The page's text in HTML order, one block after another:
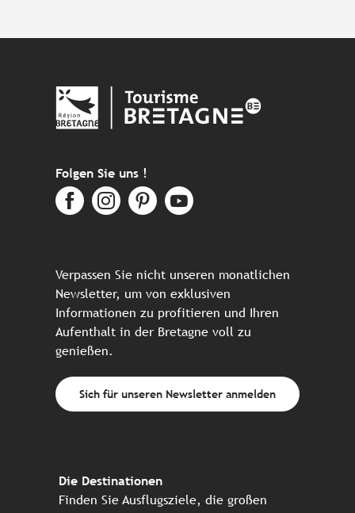
Folgen Sie uns !
Verpassen Sie nicht unseren monatlichen
Newsletter, um von exklusiven
Informationen zu profitieren und Ihren
Aufenthalt in der Bretagne voll zu
genießen.
Sich für unseren Newsletter anmelden
Die Destinationen
Finden Sie Ausflugsziele, die großen